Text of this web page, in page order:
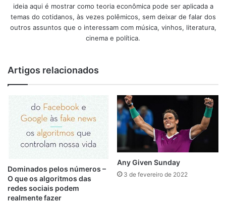
ideia aqui é mostrar como teoria econômica pode ser aplicada a
temas do cotidanos, às vezes polêmicos, sem deixar de falar dos
outros assuntos que o interessam com música, vinhos, literatura,
cinema e política.
Artigos relacionados
Dominados pelos números –
O que os algoritmos das
redes sociais podem
realmente fazer
Any Given Sunday
3 de fevereiro de 2022